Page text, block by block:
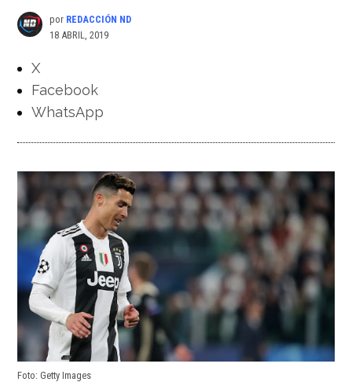
por REDACCIÓN ND
18 ABRIL, 2019
X
Facebook
WhatsApp
Foto: Getty Images